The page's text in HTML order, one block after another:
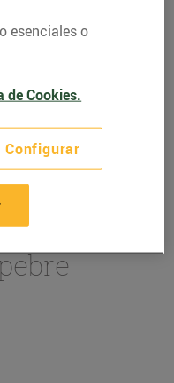
esenciales o
de Cookies.
Configurar